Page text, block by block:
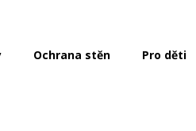
Ochrana stěn Pro děti